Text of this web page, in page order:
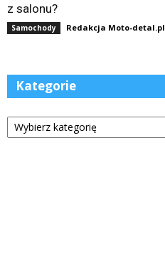
z salonu?
Samochody Redakcja Moto-detal.pl
Kategorie
Kategorie